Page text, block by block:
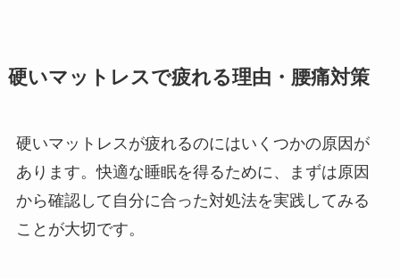
硬いマットレスで疲れる理由・腰痛対策
硬いマットレスが疲れるのにはいくつかの原因が
あります。快適な睡眠を得るために、まずは原因
から確認して自分に合った対処法を実践してみる
ことが大切です。